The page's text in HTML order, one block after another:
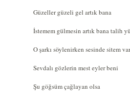
Güzeller güzeli gel artık bana
İstemem gülmesin artık bana talih
O şarkı söylenirken sesinde sitem
Sevdalı gözlerin mest eyler beni
Şu göğsüm çağlayan olsa